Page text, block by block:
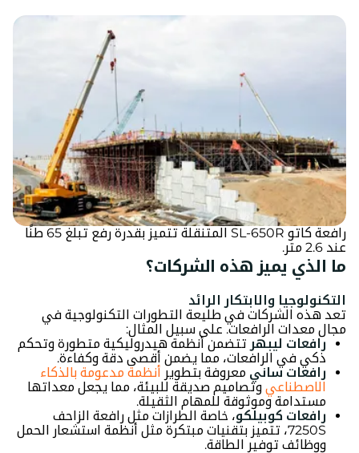
رافعة كاتو SL-650R المتنقلة تتميز بقدرة رفع تبلغ 65 طنًا
عند 2.6 متر.
ما الذي يميز هذه الشركات؟
التكنولوجيا والابتكار الرائد
تعد هذه الشركات في طليعة التطورات التكنولوجية في
مجال معدات الرافعات. على سبيل المثال:
رافعات ليبهر تتضمن أنظمة هيدروليكية متطورة وتحكم
ذكي في الرافعات، مما يضمن أقصى دقة وكفاءة.
رافعات ساني معروفة بتطوير أنظمة مدعومة بالذكاء
الاصطناعي وتصاميم صديقة للبيئة، مما يجعل معداتها
مستدامة وموثوقة للمهام الثقيلة.
رافعات كوبيلكو، خاصة الطرازات مثل رافعة الزاحف
7250S، تتميز بتقنيات مبتكرة مثل أنظمة استشعار الحمل
ووظائف توفير الطاقة.